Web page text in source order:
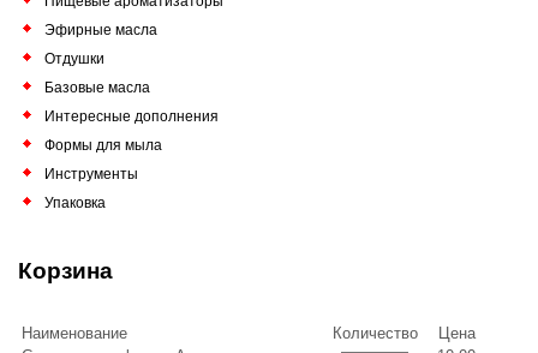
Эфирные масла
Отдушки
Базовые масла
Интересные дополнения
Формы для мыла
Инструменты
Упаковка
Корзина
Наименование Количество
Цена